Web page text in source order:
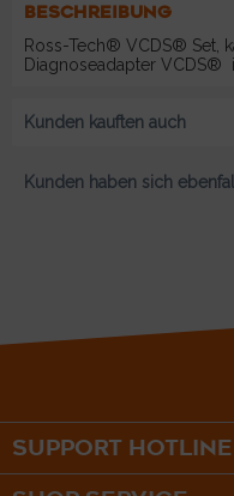
BESCHREIBUNG
Ross-Tech® VCDS® Set,
Diagnoseadapter VCDS®
Kunden kauften auch
Kunden haben sich
SUPPORT HOTLINE